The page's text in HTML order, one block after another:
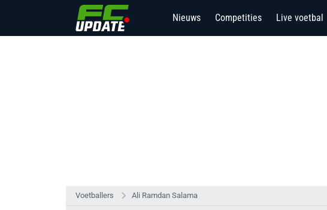
Nieuws Competities Live voetbal
Voetballers Ali Ramdan Salama